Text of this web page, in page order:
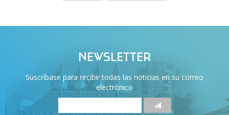
NEWSLETTER
Suscríbase para recibir todas las noticias en su correo
electrónico